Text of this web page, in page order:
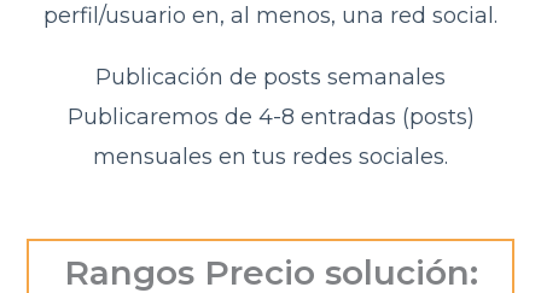
perfil/usuario en, al menos, una red social.
Publicación de posts semanales
Publicaremos de 4-8 entradas (posts)
mensuales en tus redes sociales.
Rangos Precio solución: